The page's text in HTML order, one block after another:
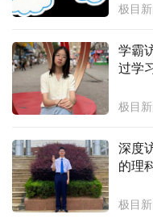
观点
时政
湖北
武汉
世相
环球
专题
极目
学霸
过学
极目
深度
的理
极目